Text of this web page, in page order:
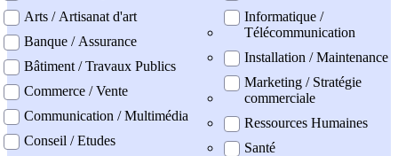
Arts / Artisanat d'art
Banque / Assurance
Bâtiment / Travaux Publics
Commerce / Vente
Communication / Multimédia
Conseil / Etudes
Informatique /
Télécommunication
Installation / Maintenance
Marketing / Stratégie
commerciale
Ressources Humaines
Santé